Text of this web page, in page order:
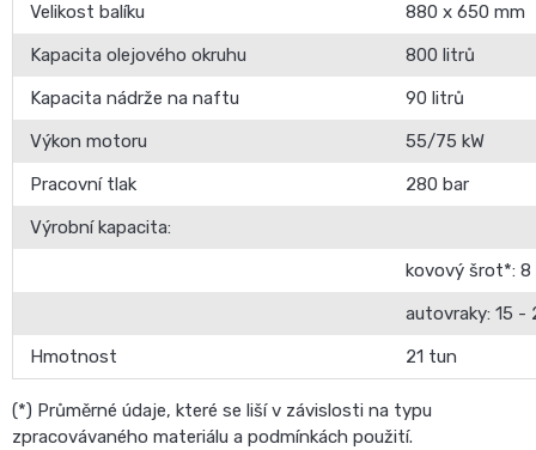
Velikost balíku
880 x 650 mm
Kapacita olejového okruhu
800 litrů
Kapacita nádrže na naftu
90 litrů
Výkon motoru
55/75 kW
Pracovní tlak
280 bar
Výrobní kapacita:
kovový šrot*:
autovraky: 15
Hmotnost
21 tun
(*) Průměrné údaje, které se liší v závislosti na typu
zpracovávaného materiálu a podmínkách použití.